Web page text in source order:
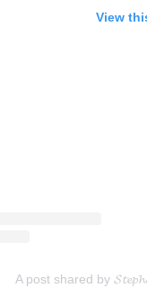
View
A post shared by